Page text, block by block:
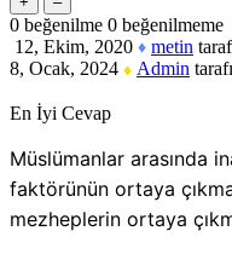
0 beğenilme 0 beğenilmeme
12, Ekim, 2020 ♦ metin
8, Ocak, 2024 ♦ Admin
En İyi Cevap
Müslümanlar arasında
faktörünün ortaya
mezheplerin ortaya